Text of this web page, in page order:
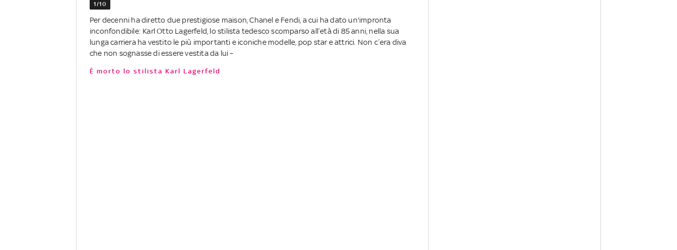
1/10
Per decenni ha diretto due prestigiose maison, Chanel e Fendi, a cui ha dato un'impronta
inconfondibile: Karl Otto Lagerfeld, lo stilista tedesco scomparso all’età di 85 anni, nella sua
lunga carriera ha vestito le più importanti e iconiche modelle, pop star e attrici. Non c’era diva
che non sognasse di essere vestita da lui –
È morto lo stilista Karl Lagerfeld